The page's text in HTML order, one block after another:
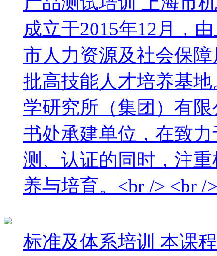
成立于2015年12月，
市人力资源及社会保
批高技能人才培养基
学研究所（集团）有
书处承建单位，在致
测、认证的同时，注
养与培育。<br /> <br />
标准及体系培训 本课